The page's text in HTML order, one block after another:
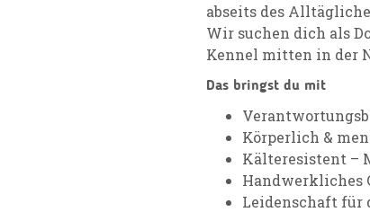
abseits des
Wir suchen dich als
Kennel mitten in der
Das bringst du mit
Körperlich &
Kälteresistent –
Handwerkliches
Leidenschaft für